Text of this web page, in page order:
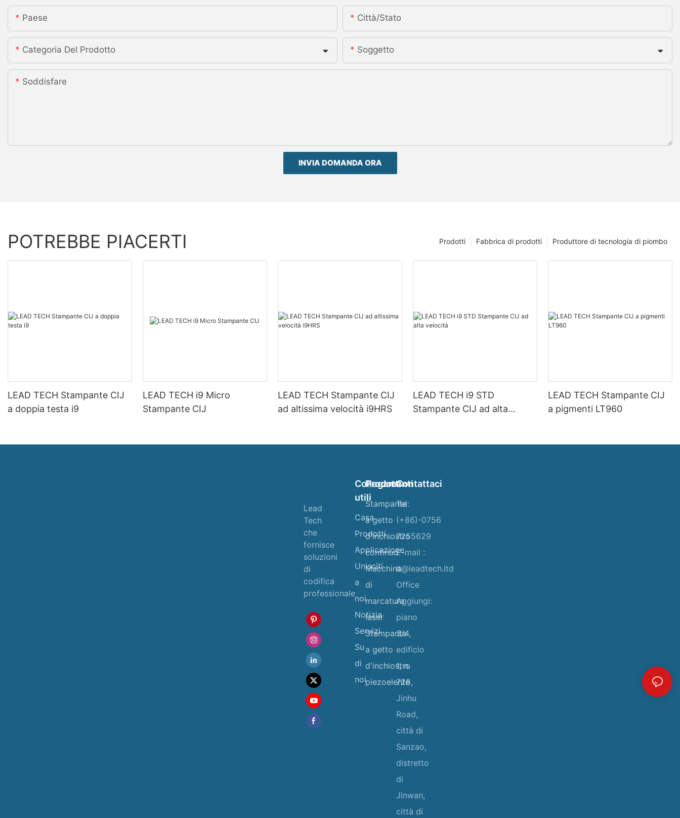
Paese Città/stato
Categoria Del Prodotto Soggetto
Soddisfare
INVIA DOMANDA ORA
POTREBBE PIACERTI Produttore di tecnologia di piombo
Fabbrica di prodotti
Prodotti
LEAD TECH Stampante CIJ
a doppia testa i9
LEAD TECH i9 Micro
Stampante CIJ
LEAD TECH Stampante CIJ
ad altissima velocità i9HRS
LEAD TECH i9 STD
Stampante CIJ ad alta
LEAD TECH Stampante CIJ
a pigmenti LT960
Lead
Tech
che
fornisce
soluzioni
di
codifica
professionale
Collegamenti
utili
Casa
Prodotti
Applicazione
Unisciti
a
noi
Notizia
Servizi
Su
di
noi
Prodotti
Stampante
a getto
d'inchiostro
continuo
Macchina
di
marcatura
laser
Stampante
a getto
d'inchiostro
piezoelente
Contattaci
Tel:
(+86)-0756
7255629
E-mail :
lt@leadtech.ltd
Office
Aggiungi:
piano
3/4,
edificio
1, n.
728,
Jinhu
Road,
città di
Sanzao,
distretto
di
Jinwan,
città di